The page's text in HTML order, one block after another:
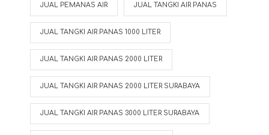
JUAL PEMANAS AIR JUAL TANGKI AIR PANAS
JUAL TANGKI AIR PANAS 1000 LITER
JUAL TANGKI AIR PANAS 2000 LITER
JUAL TANGKI AIR PANAS 2000 LITER SURABAYA
JUAL TANGKI AIR PANAS 3000 LITER SURABAYA